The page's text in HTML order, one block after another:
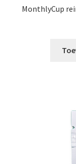
MonthlyCup